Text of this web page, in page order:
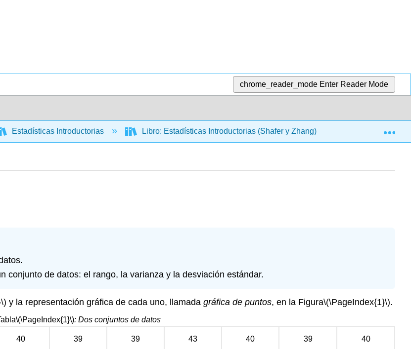
chrome_reader_mode Enter Reader Mode
Estadísticas Introductorias Libro: Estadísticas Introductorias (Shafer y Zhang) 2: Estadística
conjunto de datos: el rango, la varianza y la desviación estándar.
y la representación gráfica de cada uno, llamada gráfica de puntos, en la Figura\(\PageIndex{1}\).
\(\PageIndex{1}\): Dos conjuntos de datos
40 39 39 43 40 39 40